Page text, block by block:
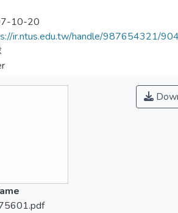
10-20
ir.ntus.edu.tw/handle/987654321/